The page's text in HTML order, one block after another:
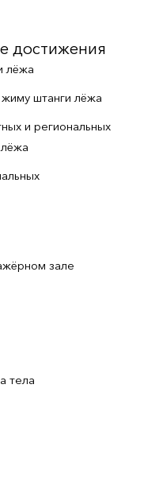
достижения
лёжа
штанги лёжа
и региональных
зале
тела